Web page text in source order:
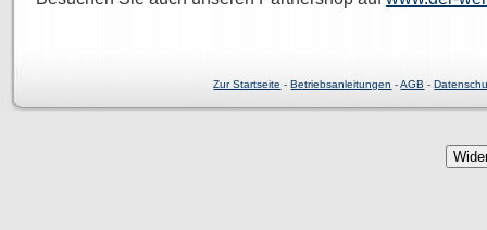
Zur Startseite -Betriebsanleitungen -AGB -